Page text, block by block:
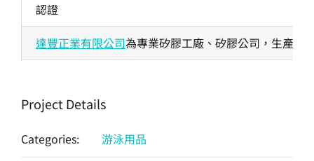
認證
達豐正業有限公司為專業矽膠工廠、矽膠公司，生產各
Project Details
Categories: 游泳用品